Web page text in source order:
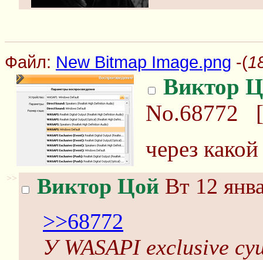
Файл: New Bitmap Image.png -(
Виктор
No.68772 [
через
>> Виктор Цой Вт 12
>>68772
У WASAPI exclusive